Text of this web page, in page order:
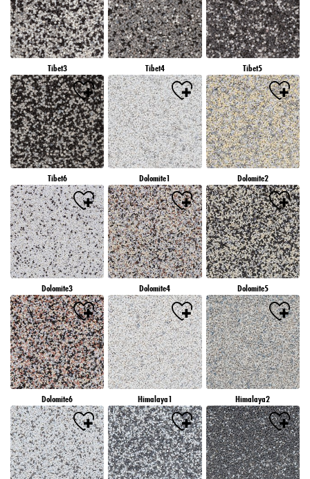
Tibet3 Tibet4 Tibet5
Tibet6 Dolomite1 Dolomite2
Dolomite3 Dolomite4 Dolomite5
Dolomite6 Himalaya1 Himalaya2